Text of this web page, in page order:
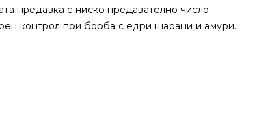
предавка с ниско предавателно число
контрол при борба с едри шарани и амури.